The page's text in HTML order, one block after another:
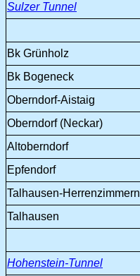
Sulzer Tunnel
Bk Grünholz
Bk Bogeneck
Oberndorf-Aistaig
Oberndorf (Neckar)
Altoberndorf
Epfendorf
Talhausen-Herrenzimmern
Talhausen
Hohenstein-Tunnel